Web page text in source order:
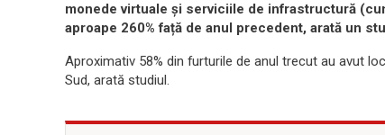
monede virtuale și serviciile de infrastructură
aproape 260% față de anul precedent, arată un
Aproximativ 58% din furturile de anul trecut au avut
Sud, arată studiul.